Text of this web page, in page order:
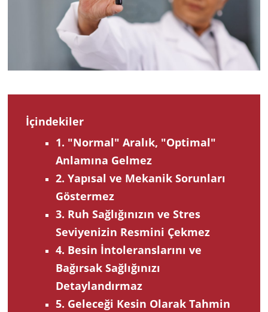
İçindekiler
1. "Normal" Aralık, "Optimal"
Anlamına Gelmez
2. Yapısal ve Mekanik Sorunları
Göstermez
3. Ruh Sağlığınızın ve Stres
Seviyenizin Resmini Çekmez
4. Besin İntoleranslarını ve
Bağırsak Sağlığınızı
Detaylandırmaz
5. Geleceği Kesin Olarak Tahmin